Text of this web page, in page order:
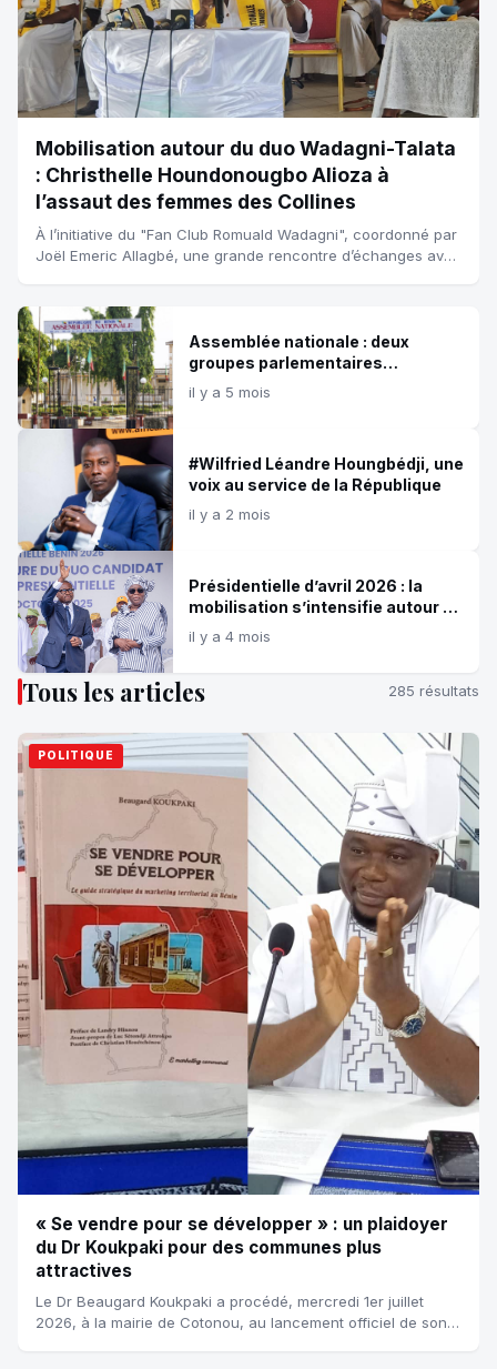
Mobilisation autour du duo Wadagni-Talata
: Christhelle Houndonougbo Alioza à
l’assaut des femmes des Collines
À l’initiative du "Fan Club Romuald Wadagni", coordonné par
Joël Emeric Allagbé, une grande rencontre d’échanges avec
Assemblée nationale : deux
groupes parlementaires
constitués pour la 10e législature,
les présidents reconduits
il y a 5 mois
#Wilfried Léandre Houngbédji, une
voix au service de la République
il y a 2 mois
Présidentielle d’avril 2026 : la
mobilisation s’intensifie autour du
duo Wadagni-Talata
il y a 4 mois
Tous les articles 285 résultats
POLITIQUE
« Se vendre pour se développer » : un plaidoyer
du Dr Koukpaki pour des communes plus
attractives
Le Dr Beaugard Koukpaki a procédé, mercredi 1er juillet
2026, à la mairie de Cotonou, au lancement officiel de son